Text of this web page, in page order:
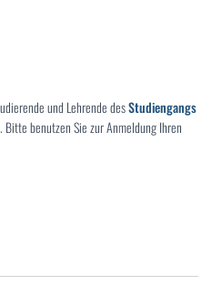
und Lehrende desStudiengangs
Bitte benutzen Sie zur Anmeldung Ihren